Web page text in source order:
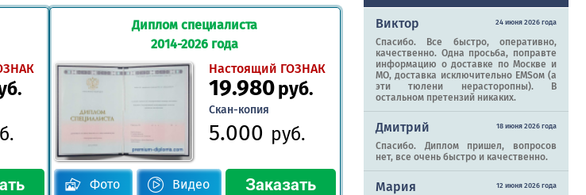
Диплом специалиста
2014-2026 года
Настоящий ГОЗНАК
19.980руб.
Скан-копия
5.000 руб.
Фото Видео
Виктор 24 июня 2026 года
Спасибо. Все быстро, оперативно,
качественно. Одна просьба, поправте
информацию о доставке по Москве и
МО, доставка исключительно EMSом (а
эти тюлени нерасторопны). В
остальном претензий никаких.
Дмитрий 18 июня 2026 года
Спасибо. Диплом пришел, вопросов
нет, все очень быстро и качественно.
Мария 12 июня 2026 года